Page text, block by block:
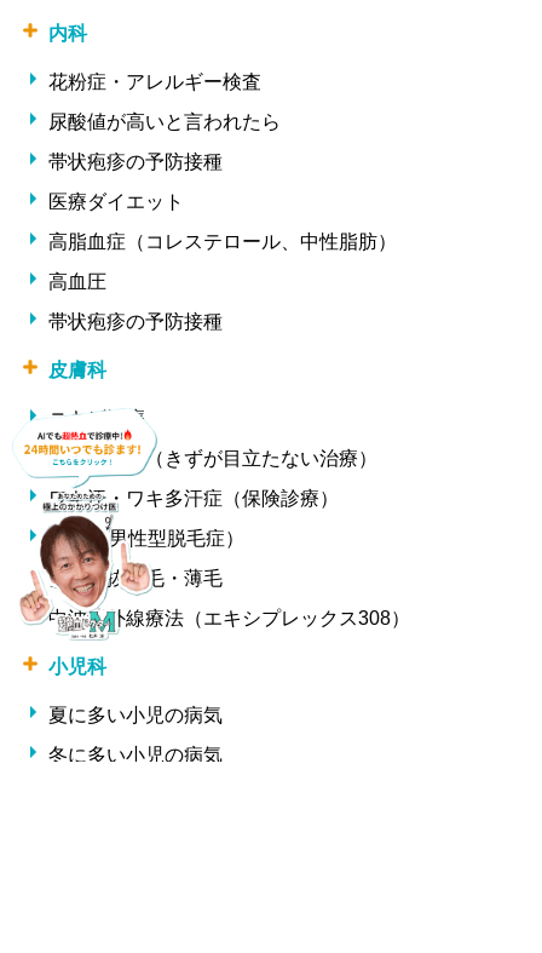
内科
花粉症・アレルギー検査
尿酸値が高いと言われたら
帯状疱疹の予防接種
医療ダイエット
高脂血症（コレステロール、中性脂肪）
高血圧
帯状疱疹の予防接種
皮膚科
ニキビ治療
ほくろ除去（きずが目立たない治療）
ワキ汗・ワキ多汗症（保険診療）
AGA（男性型脱毛症）
女性の抜け毛・薄毛
中波紫外線療法（エキシプレックス308）
小児科
夏に多い小児の病気
冬に多い小児の病気